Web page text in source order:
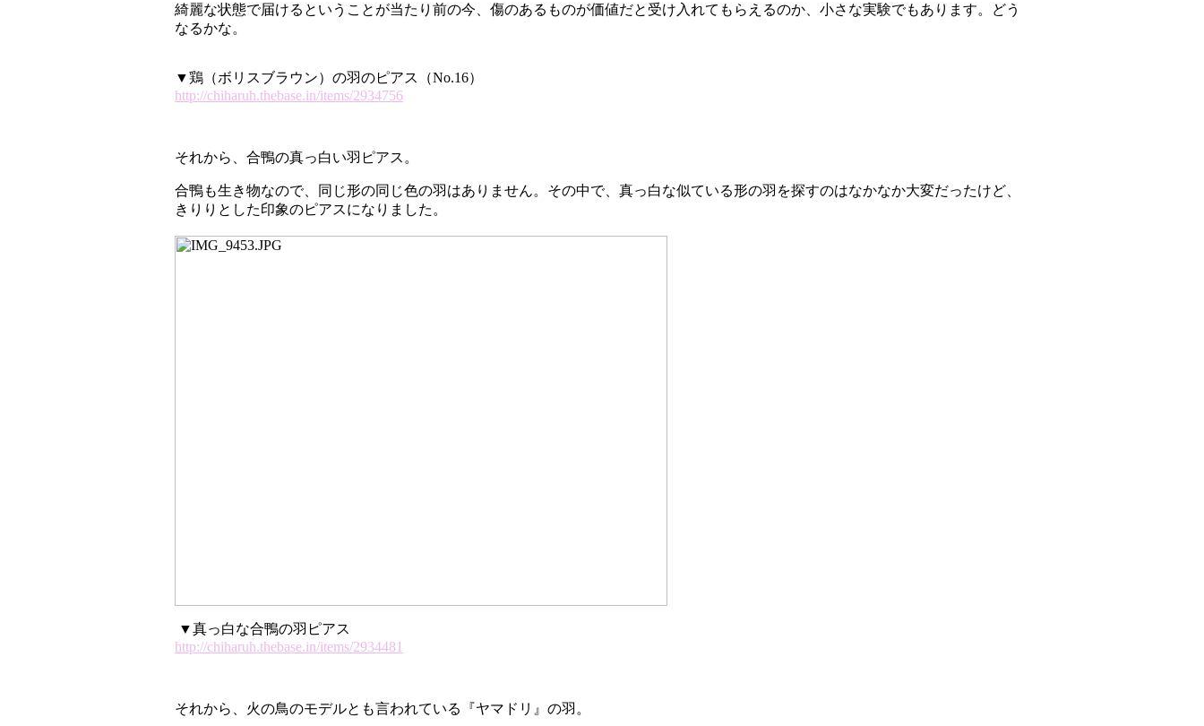
綺麗な状態で届けるということが当たり前の今、傷のあるものが価値だと受け入れてもらえるのか、小さな実験でもあります。どう
なるかな。
▼鶏（ボリスブラウン）の羽のピアス（No.16）
http://chiharuh.thebase.in/items/2934756
それから、合鴨の真っ白い羽ピアス。
合鴨も生き物なので、同じ形の同じ色の羽はありません。その中で、真っ白な似ている形の羽を探すのはなかなか大変だったけど、
きりりとした印象のピアスになりました。
▼真っ白な合鴨の羽ピアス
http://chiharuh.thebase.in/items/2934481
それから、火の鳥のモデルとも言われている『ヤマドリ』の羽。